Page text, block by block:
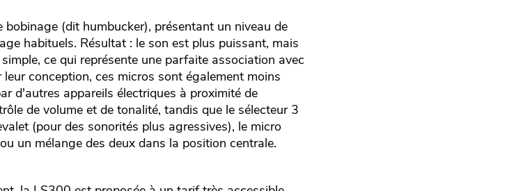
(dit humbucker), présentant un niveau de
habituels. Résultat : le son est plus puissant, mais
ce qui représente une parfaite association avec
conception, ces micros sont également moins
d'autres appareils électriques à proximité de
de volume et de tonalité, tandis que le sélecteur 3
(pour des sonorités plus agressives), le micro
un mélange des deux dans la position centrale.